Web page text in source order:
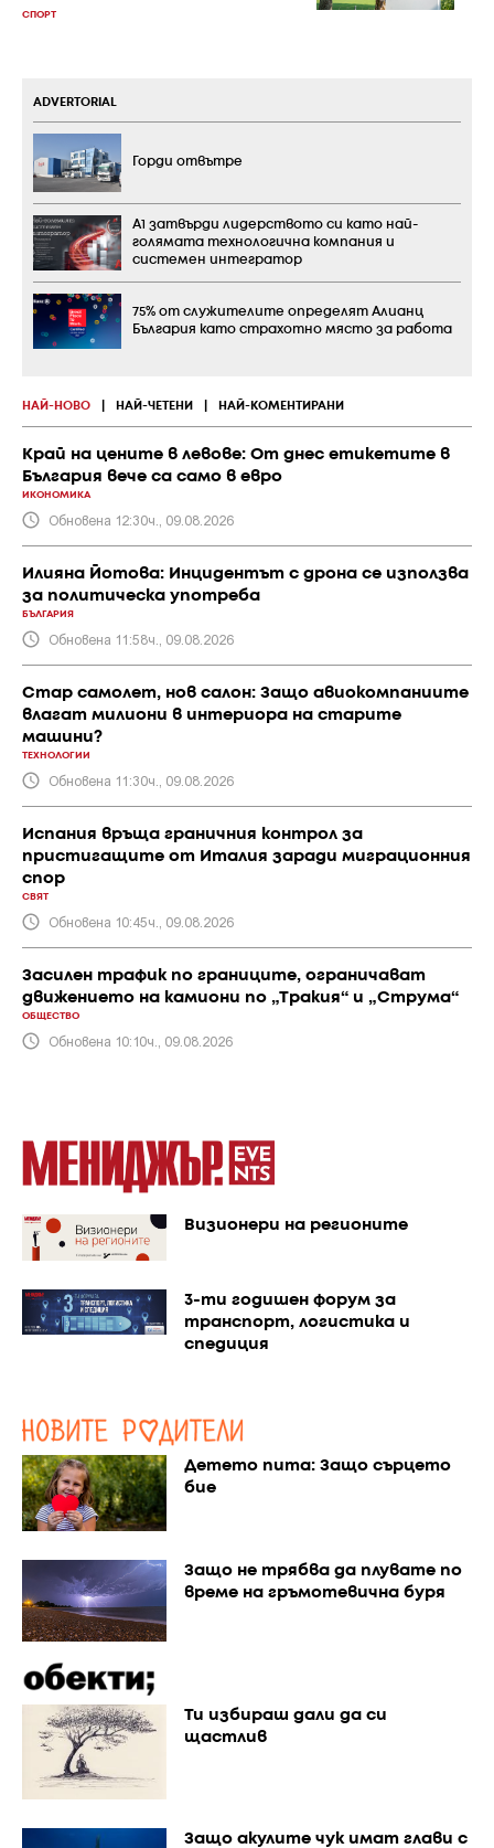
СПОРТ
НАЙ-НОВО НАЙ-ЧЕТЕНИ НАЙ-КОМЕНТИРАНИ
Край на цените в левове: От днес етикетите в
България вече са само в евро
ИКОНОМИКА
Обновена 12:30ч., 09.08.2026
Илияна Йотова: Инцидентът с дрона се използва
за политическа употреба
БЪЛГАРИЯ
Обновена 11:58ч., 09.08.2026
Стар самолет, нов салон: Защо авиокомпаниите
влагат милиони в интериора на старите
машини?
ТЕХНОЛОГИИ
Обновена 11:30ч., 09.08.2026
Испания връща граничния контрол за
пристигащите от Италия заради миграционния
спор
СВЯТ
Обновена 10:45ч., 09.08.2026
Засилен трафик по границите, ограничават
движението на камиони по „Тракия“ и „Струма“
ОБЩЕСТВО
Обновена 10:10ч., 09.08.2026
ADVERTORIAL
Горди отвътре
А1 затвърди лидерството си като най-
голямата технологична компания и
системен интегратор
75% от служителите определят Алианц
България като страхотно място за работа
Визионери на регионите
3-ти годишен форум за
транспорт, логистика и
спедиция
Детето пита: Защо сърцето
бие
Защо не трябва да плувате по
време на гръмотевична буря
Ти избираш дали да си
щастлив
Защо акулите чук имат глави с